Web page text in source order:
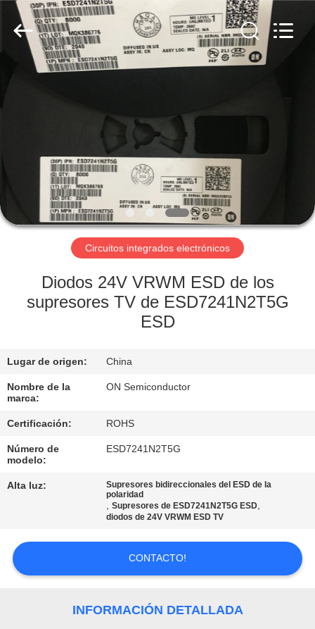
EN
PRODUCTOS
VÍDEOS
NOSOTROS
LA
FÁBRICA
DE
CALIDAD
CONTACTA
CON
NOSOTROS
NOTICIAS
Rights
Reserved.
Developed
Circuitos integrados electrónicos
Diodos 24V VRWM ESD de los
supresores TV de ESD7241N2T5G
ESD
Lugar de origen: China
Nombre de la
marca:
ON Semiconductor
Certificación: ROHS
Número de
modelo:
ESD7241N2T5G
Alta luz:
Supresores bidireccionales del ESD de la
polaridad
,Supresores de ESD7241N2T5G ESD,
diodos de 24V VRWM ESD TV
CONTACTO!
INFORMACIÓN DETALLADA